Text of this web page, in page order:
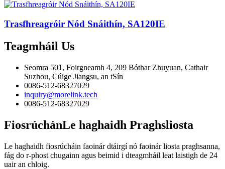
Trasfhreagróir Nód Snáithín, SA120IE
Teagmháil Us
Seomra 501, Foirgneamh 4, 209 Bóthar Zhuyuan, Cathair
Suzhou, Cúige Jiangsu, an tSín
0086-512-68327029
inquiry@morelink.tech
0086-512-68327029
FiosrúchánLe haghaidh Praghsliosta
Le haghaidh fiosrúcháin faoinár dtáirgí nó faoinár liosta praghsanna,
fág do r-phost chugainn agus beimid i dteagmháil leat laistigh de 24
uair an chloig.